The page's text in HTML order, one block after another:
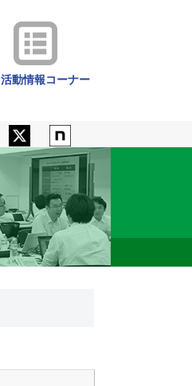
活動情報コーナー